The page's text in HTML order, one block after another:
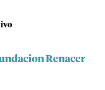
Renacer